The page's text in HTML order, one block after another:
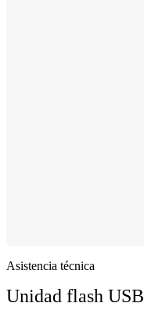
Asistencia técnica
Unidad flash USB